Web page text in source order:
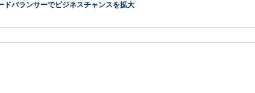
ドバランサーでビジネスチャンスを拡大